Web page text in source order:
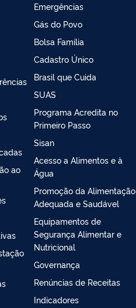
ao
Emergências
Gás do Povo
Bolsa Família
Cadastro Único
Brasil que Cuida
SUAS
Programa Acredita no
Primeiro Passo
Sisan
Acesso a Alimentos e à
Água
Promoção da Alimentação
Adequada e Saudável
Equipamentos de
Segurança Alimentar e
Nutricional
Governança
Renúncias de Receitas
Indicadores